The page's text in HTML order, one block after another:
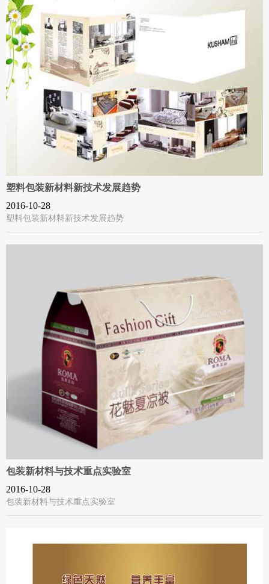
塑料包装新材料新技术发展趋势
2016-10-28
塑料包装新材料新技术发展趋势
包装新材料与技术重点实验室
2016-10-28
包装新材料与技术重点实验室